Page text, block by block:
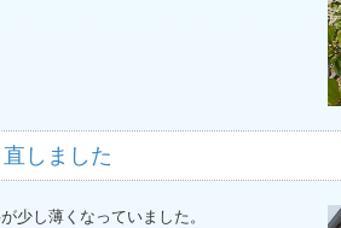
しました
少し薄くなっていました。